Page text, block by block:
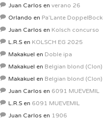
Juan Carlos en verano 26
Orlando en Pa’Lante DoppelBock
Juan Carlos en Kolsch concurso
L.R.S en KOLSCH EG 2025
Makakuel en Doble ipa
Makakuel en Belgian blond (Clon)
Makakuel en Belgian blond (Clon)
Juan Carlos en 6091 MUEVEMIL
L.R.S en 6091 MUEVEMIL
Juan Carlos en 1906